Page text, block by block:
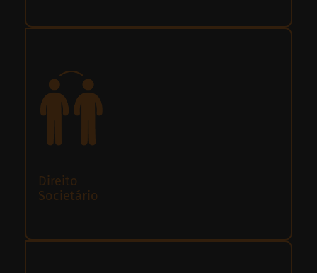
Direito
Societário